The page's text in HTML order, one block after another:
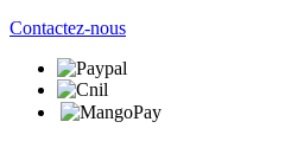
Contactez-nous